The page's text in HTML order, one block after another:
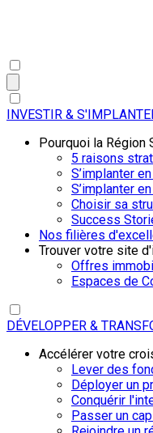
INVESTIR &
Pourquoi la Région
5 raisons
S’implanter
S’implanter
Choisir sa
Success
Nos filières
Trouver votre site
Offres
Espaces de
DÉVELOPPER &
Accélérer votre
Lever des
Déployer un
Conquérir
Passer un